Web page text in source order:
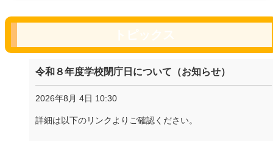
令和８年度学校閉庁日について（お知らせ）
2026年8月 4日 10:30
詳細は以下のリンクよりご確認ください。